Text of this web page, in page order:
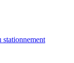
stationnement